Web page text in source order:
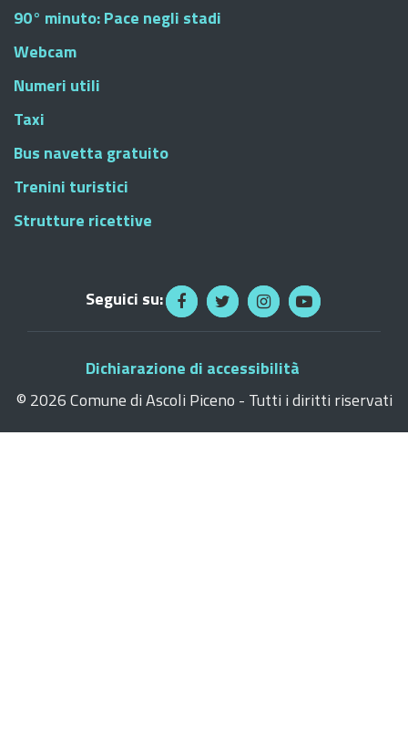
90° minuto: Pace negli stadi
Webcam
Numeri utili
Taxi
Bus navetta gratuito
Trenini turistici
Strutture ricettive
Seguici su:
Dichiarazione di accessibilità
© 2026 Comune di Ascoli Piceno - Tutti i diritti riservati